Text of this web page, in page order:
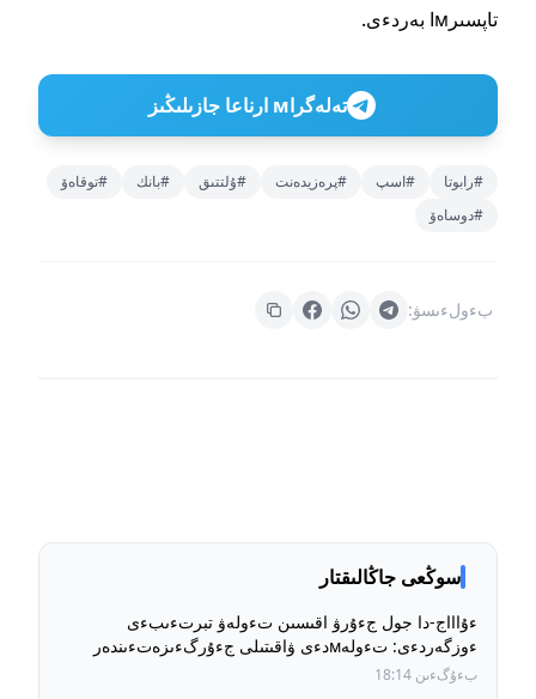
تاپسىرмا بەردءى.
تەلەگراм ارناعا جازىلىڭىز
#رابوتا #اسپ #پرەزيدەنت #ۇلتتىق #بانك
#توقاەۆ
#دوساەۆ
بءولءىسۋ:
سوڭعى جاڭالىقتار
ءۇاااج-دا جول جءۇرۋ اقىسىن تءولەۋ تبرتءىبءى
ءوزگەردءى: تءولەмدءى ۋاقىتىلى جءۇرگءىزەتءىندەر
ءۇشءىن جول جءۇرۋ قۇنى بۇرىنعى دەڭگەيدە ساقتالادى
بءۇگءىن 18:14